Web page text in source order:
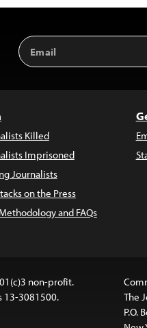
Email
Address
Killed
Imprisoned
Journalists
on the Press
and FAQs
non-profit.
13-3081500.
The
P.O.